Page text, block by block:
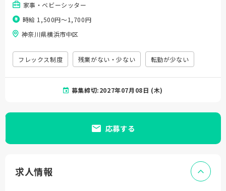
家事・ベビーシッター
時給 1,500円〜1,700円
神奈川県横浜市中区
フレックス制度 残業がない・少ない 転勤が少ない
募集締切:2027年07月08日 (木)
応募する
求人情報